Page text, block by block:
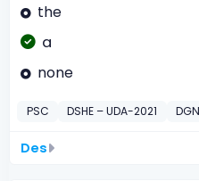
the
a
none
PSC DSHE – UDA-2021
Des